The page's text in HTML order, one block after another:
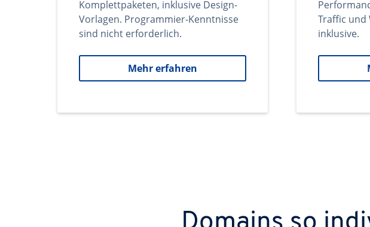
Komplettpaketen, inklusive Design-
Vorlagen. Programmier-Kenntnisse
sind nicht erforderlich.
Mehr erfahren
Traffic und
inklusive.